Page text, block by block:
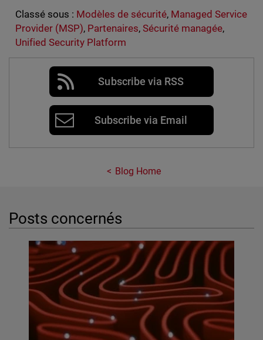
Classé sous : Modèles de sécurité, Managed Service
Provider (MSP), Partenaires,Sécurité managée,
Unified Security Platform
Subscribe via RSS
Subscribe via Email
Blog Home
Posts concernés